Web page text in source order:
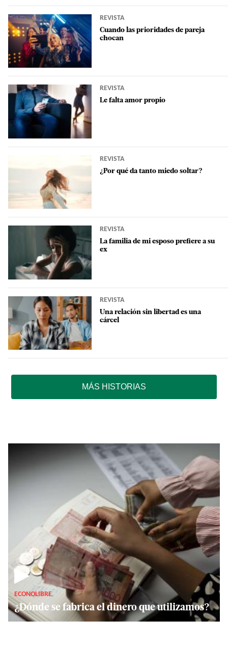
REVISTA
Cuando las prioridades de pareja
chocan
REVISTA
Le falta amor propio
REVISTA
¿Por qué da tanto miedo soltar?
REVISTA
La familia de mi esposo prefiere a su
ex
REVISTA
Una relación sin libertad es una
cárcel
MÁS HISTORIAS
▶
ECONOLIBRE
¿Dónde se fabrica el dinero que utilizamos?